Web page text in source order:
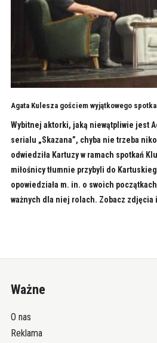
Agata Kulesza gościem wyjątkowego
Wybitnej aktorki, jaką niewątpliwie jest
serialu „Skazana”, chyba nie trzeba
odwiedziła Kartuzy w ramach spotkań
miłośnicy tłumnie przybyli do
opowiedziała m. in. o swoich
ważnych dla niej rolach. Zobacz zdjęcia
Ważne
O nas
Reklama